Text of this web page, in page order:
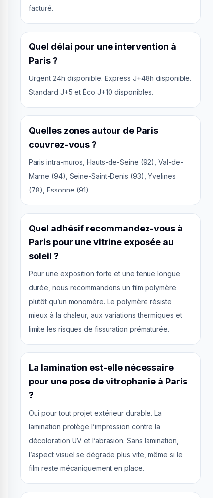
facturé.
Quel délai pour une intervention à
Paris ?
Urgent 24h disponible. Express J+48h disponible.
Standard J+5 et Éco J+10 disponibles.
Quelles zones autour de Paris
couvrez-vous ?
Paris intra-muros, Hauts-de-Seine (92), Val-de-
Marne (94), Seine-Saint-Denis (93), Yvelines
(78), Essonne (91)
Quel adhésif recommandez-vous à
Paris pour une vitrine exposée au
soleil ?
Pour une exposition forte et une tenue longue
durée, nous recommandons un film polymère
plutôt qu’un monomère. Le polymère résiste
mieux à la chaleur, aux variations thermiques et
limite les risques de fissuration prématurée.
La lamination est-elle nécessaire
pour une pose de vitrophanie à Paris
?
Oui pour tout projet extérieur durable. La
lamination protège l’impression contre la
décoloration UV et l’abrasion. Sans lamination,
l’aspect visuel se dégrade plus vite, même si le
film reste mécaniquement en place.